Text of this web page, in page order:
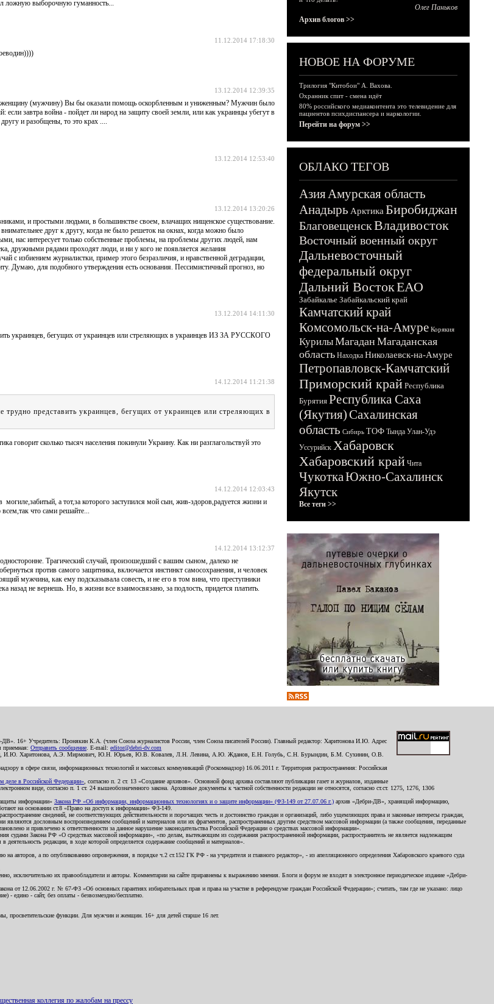
ложную выборочную гуманность...
11.12.2014 17:18:30
13.12.2014 12:39:35
(мужчину) Вы бы оказали помощь оскорбленным и униженным? Мужчин было
завтра война - пойдет ли народ на защиту своей земли, или как украинцы убегут в
и разобщены, то это крах ....
13.12.2014 12:53:40
13.12.2014 13:20:26
и простыми людьми, в большинстве своем, влачащих нищенское существование.
друг к другу, когда не было решеток на окнах, когда можно было
нас интересует только собственные проблемы, на проблемы других людей, нам
дружными рядами проходят люди, и ни у кого не появляется желания
с избиением журналистки, пример этого безразличия, и нравственной деградации,
Думаю, для подобного утверждения есть основания. Пессимистичный прогноз, но
13.12.2014 14:11:30
украинцев, бегущих от украинцев или стреляющих в украинцев ИЗ ЗА РУССКОГО
14.12.2014 11:21:38
представить украинцев, бегущих от украинцев или стреляющих в
сколько тысяч населения покинули Украину. Как ни разглагольствуй это
14.12.2014 12:03:43
а тот,за которого заступился мой сын, жив-здоров,радуется жизни и
что сами решайте...
14.12.2014 13:12:37
Трагический случай, произошедший с вашим сыном, далеко не
против самого защитника, включается инстинкт самосохранения, и человек
мужчина, как ему подсказывала совесть, и не его в том вина, что преступники
назад не вернешь. Но, в жизни все взаимосвязано, за подлость, придется платить.
Олег Паньков
Архив блогов >>
НОВОЕ НА ФОРУМЕ
Трилогия "Китобои" А. Вахова.
Охранник спит - смена идёт
80% российского медиаконтента это телевидение для
пациентов психдиспансера и наркологии.
Перейти на форум >>
ОБЛАКО ТЕГОВ
АзияАмурская область
Анадырь Арктика Биробиджан
БлаговещенскВладивосток
Восточный военный округ
Дальневосточный
федеральный округ
Дальний ВостокЕАО
Забайкалье Забайкальский край
Камчатский край
Комсомольск-на-Амуре Корякия
КурилыМагадан Магаданская
область Находка Николаевск-на-Амуре
Петропавловск-Камчатский
Приморский край Республика
Бурятия Республика Саха
(Якутия)Сахалинская
область Сибирь ТОФ Тында Улан-Удэ
Уссурийск Хабаровск
Хабаровский край Чита
ЧукоткаЮжно-Сахалинск
Якутск
Все теги >>
ДВ». 16+ Учредитель: Пронякин К.А. (член Союза журналистов России, член Союза писателей России). Главный редактор: Харитонова И.Ю. Адрес
приемная: Отправить сообщение . E-mail: editor@debri-dv.com
И.Ю. Харитонова, А.Э. Мирмович, Ю.Н. Юрьев, Ю.В. Ковалев, Л.Н. Левина, А.Ю. Жданов, Е.Н. Голубь, С.Н. Бурындин, Б.М. Сухинин, О.В.
в сфере связи, информационных технологий и массовых коммуникаций (Роскомнадзор) 16.06.2011 г. Территория распространения: Российская
в Российской Федерации» , согласно п. 2 ст. 13 «Создание архивов». Основной фонд архива составляют публикации газет и журналов, изданные
виде, согласно п. 1 ст. 24 вышеобозначенного закона. Архивные документы к частной собственности редакции не относятся, согласно ст.ст. 1275, 1276, 1306
информации» Закона РФ «Об информации, информационных технологиях и о защите информации» (ФЗ-149 от 27.07.06 г.) архив «Дебри-ДВ», хранящий информацию,
на основании ст.8 «Право на доступ к информации» ФЗ-149.
сведений, не соответствующих действительности и порочащих честь и достоинство граждан и организаций, либо ущемляющих права и законные интересы граждан,
дословным воспроизведением сообщений и материалов или их фрагментов, распространенных другим средством массовой информации (а также сообщения, переданные
и привлечено к ответственности за данное нарушение законодательства Российской Федерации о средствах массовой информации».
Закона РФ «О средствах массовой информации», «по делам, вытекающим из содержания распространенной информации, распространитель не является надлежащим
редакции, в ходе которой определяется содержание сообщений и материалов».
авторов, а по опубликованию опровержения, в порядке ч.2 ст.152 ГК РФ - на учредителя и главного редактор», - из апелляционного определения Хабаровского краевого суда
исключительно их правообладатели и авторы. Комментарии на сайте приравнены к выражению мнения. Блоги и форум не входят в электронное периодическое издание «Дебри-
от 12.06.2002 г. № 67-ФЗ «Об основных гарантиях избирательных прав и права на участие в референдуме граждан Российской Федерации»; считать, там где не указано: лицо
- едино - сайт, без оплаты - безвозмездно/бесплатно.
просветительские функции. Для мужчин и женщин. 16+ для детей старше 16 лет.